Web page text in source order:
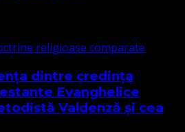
religioase comparate
dintre credința
Evanghelice
Valdenză și cea